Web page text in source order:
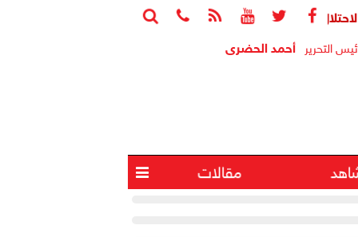





 آخرين في انفجار جنوب لبنان
التحرير أحمد الحضرى
مقالات 